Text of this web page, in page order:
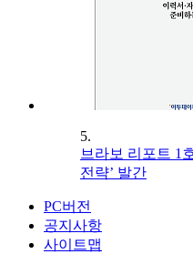
5.
브라보 리포트 1
전략’ 발간
PC버전
공지사항
사이트맵